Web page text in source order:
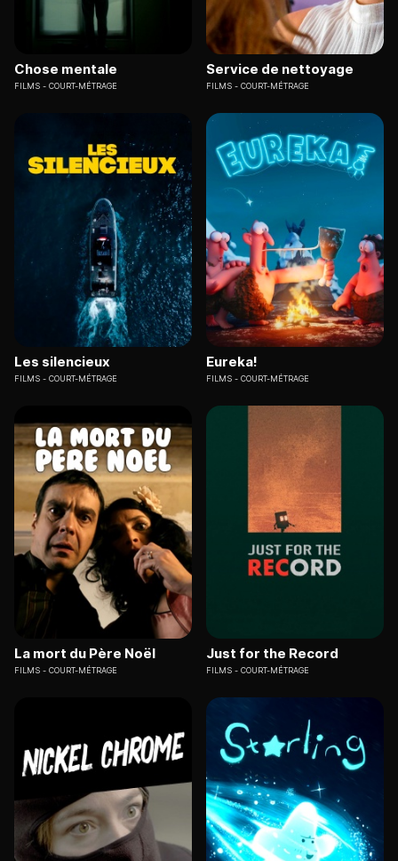
Chose mentale
FILMS COURT-MÉTRAGE
Service de nettoyage
FILMS COURT-MÉTRAGE
Les silencieux
FILMS COURT-MÉTRAGE
Eureka!
FILMS COURT-MÉTRAGE
La mort du Père Noël
FILMS COURT-MÉTRAGE
Just for the Record
FILMS COURT-MÉTRAGE